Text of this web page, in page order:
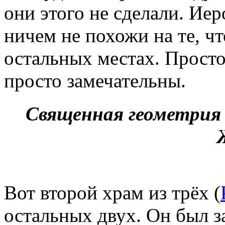
они этого не сделали.
ничем не похожи на те,
остальных местах.
просто замечательны.
Священная
Вот второй храм из трёх (
остальных двух. Он был